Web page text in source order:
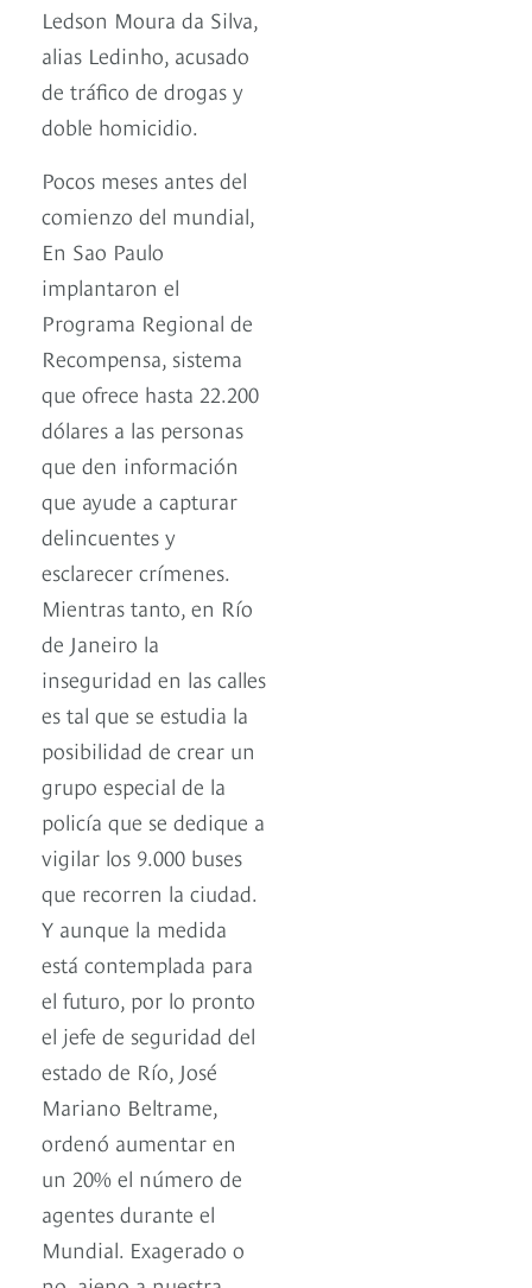
Ledson Moura da Silva,
alias Ledinho, acusado
de tráfico de drogas y
doble homicidio.
Pocos meses antes del
comienzo del mundial,
En Sao Paulo
implantaron el
Programa Regional de
Recompensa, sistema
que ofrece hasta 22.200
dólares a las personas
que den información
que ayude a capturar
delincuentes y
esclarecer crímenes.
Mientras tanto, en Río
de Janeiro la
inseguridad en las calles
es tal que se estudia la
posibilidad de crear un
grupo especial de la
policía que se dedique a
vigilar los 9.000 buses
que recorren la ciudad.
Y aunque la medida
está contemplada para
el futuro, por lo pronto
el jefe de seguridad del
estado de Río, José
Mariano Beltrame,
ordenó aumentar en
un 20% el número de
agentes durante el
Mundial. Exagerado o